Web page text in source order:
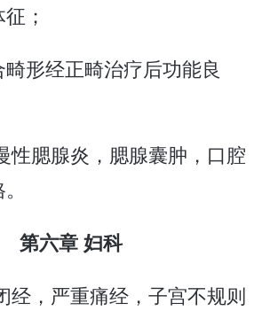
；
畸形经正畸治疗后功能良
性腮腺炎，腮腺囊肿，口腔
第六章 妇科
经，严重痛经，子宫不规则